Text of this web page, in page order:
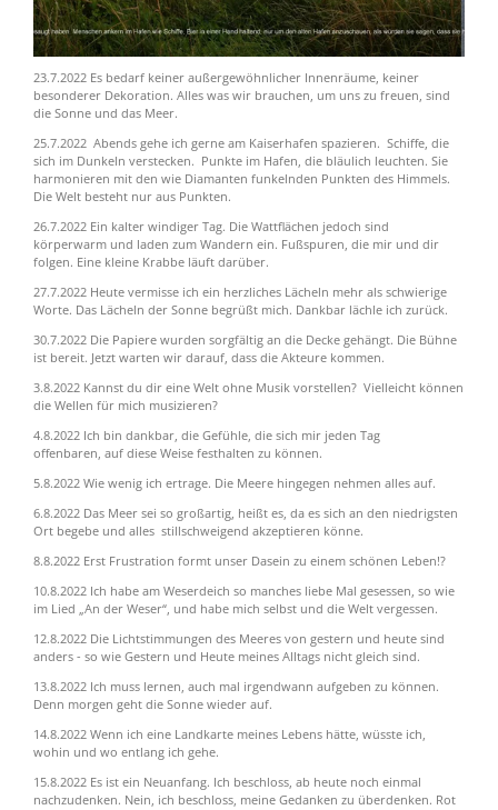
23.7.2022 Es bedarf keiner außergewöhnlicher Innenräume, keiner
besonderer Dekoration. Alles was wir brauchen, um uns zu freuen, sind
die Sonne und das Meer.
25.7.2022 Abends gehe ich gerne am Kaiserhafen spazieren. Schiffe, die
sich im Dunkeln verstecken. Punkte im Hafen, die bläulich leuchten. Sie
harmonieren mit den wie Diamanten funkelnden Punkten des Himmels.
Die Welt besteht nur aus Punkten.
26.7.2022 Ein kalter windiger Tag. Die Wattflächen jedoch sind
körperwarm und laden zum Wandern ein. Fußspuren, die mir und dir
folgen. Eine kleine Krabbe läuft darüber.
27.7.2022 Heute vermisse ich ein herzliches Lächeln mehr als schwierige
Worte. Das Lächeln der Sonne begrüßt mich. Dankbar lächle ich zurück.
30.7.2022 Die Papiere wurden sorgfältig an die Decke gehängt. Die Bühne
ist bereit. Jetzt warten wir darauf, dass die Akteure kommen.
3.8.2022 Kannst du dir eine Welt ohne Musik vorstellen? Vielleicht können
die Wellen für mich musizieren?
4.8.2022 Ich bin dankbar, die Gefühle, die sich mir jeden Tag
offenbaren, auf diese Weise festhalten zu können.
5.8.2022 Wie wenig ich ertrage. Die Meere hingegen nehmen alles auf.
6.8.2022 Das Meer sei so großartig, heißt es, da es sich an den niedrigsten
Ort begebe und alles stillschweigend akzeptieren könne.
8.8.2022 Erst Frustration formt unser Dasein zu einem schönen Leben!?
10.8.2022 Ich habe am Weserdeich so manches liebe Mal gesessen, so wie
im Lied „An der Weser“, und habe mich selbst und die Welt vergessen.
12.8.2022 Die Lichtstimmungen des Meeres von gestern und heute sind
anders - so wie Gestern und Heute meines Alltags nicht gleich sind.
13.8.2022 Ich muss lernen, auch mal irgendwann aufgeben zu können.
Denn morgen geht die Sonne wieder auf.
14.8.2022 Wenn ich eine Landkarte meines Lebens hätte, wüsste ich,
wohin und wo entlang ich gehe.
15.8.2022 Es ist ein Neuanfang. Ich beschloss, ab heute noch einmal
nachzudenken. Nein, ich beschloss, meine Gedanken zu überdenken. Rot